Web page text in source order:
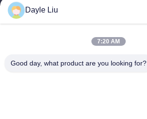
Dayle Liu
7:20 AM
Good day, what product are you looking for?